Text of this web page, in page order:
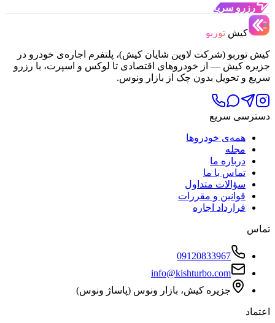
رزرو سریع
کیش توربو
کیش توربو (شرکت لاوین شایان کیش)، پلتفرم اجاره‌ی خودرو در
جزیره کیش — از خودروهای اقتصادی تا لوکس و اسپرت، با رزرو
سریع و تحویل بدون چک از بازار ونوس.
دسترسی سریع
همه‌ی خودروها
مجله
درباره ما
تماس با ما
سؤالات متداول
قوانین و مقررات
قرارداد اجاره
تماس
09120833967
info@kishturbo.com
جزیره کیش، بازار ونوس (پاساژ ونوس)
اعتماد